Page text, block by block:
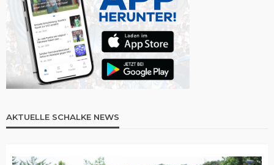
AKTUELLE SCHALKE NEWS